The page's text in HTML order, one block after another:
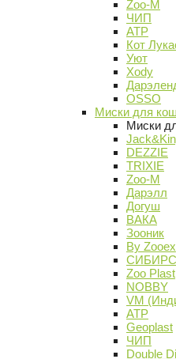
Zoo-M
ЧИП
АТР
Кот
Уют
Xody
OSSO
Миски для
Миски
DEZZIE
TRIXIE
Zoo-M
Дарэлл
Догуш
ВАКА
Зооник
By
Zoo Plast
NOBBY
VM
АТР
Geoplast
ЧИП
Double